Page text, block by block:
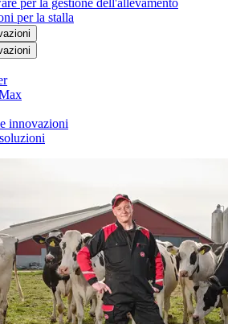
per la gestione dell'allevamento
per la stalla
innovazioni